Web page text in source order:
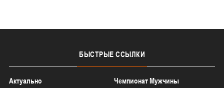
БЫСТРЫЕ ССЫЛКИ
Актуально
Чемпионат Мужчины